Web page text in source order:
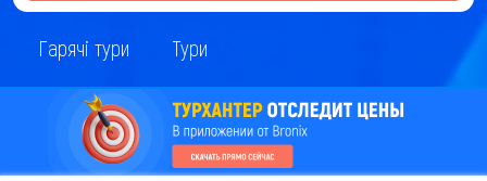
Гарячі тури Тури